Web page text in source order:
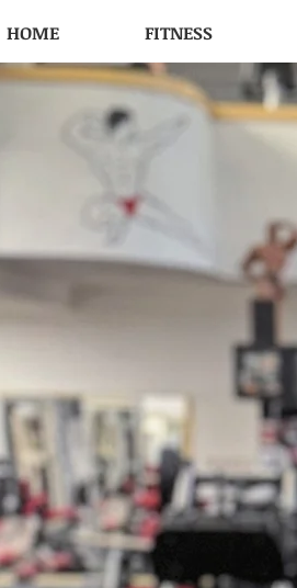
HOME FITNESS